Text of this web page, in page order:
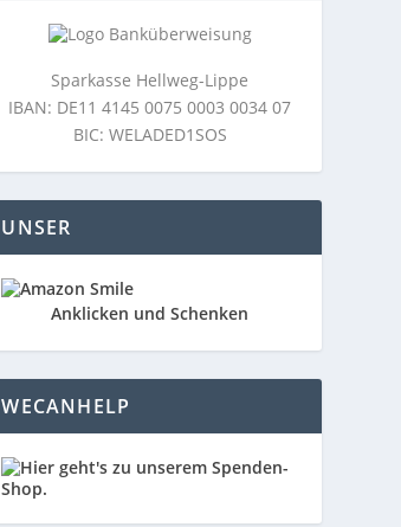
Sparkasse Hellweg-Lippe
IBAN: DE11 4145 0075 0003 0034 07
BIC: WELADED1SOS
UNSER
Anklicken und Schenken
WECANHELP